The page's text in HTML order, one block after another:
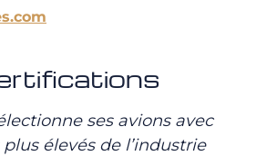
ses avions avec
élevés de l’industrie